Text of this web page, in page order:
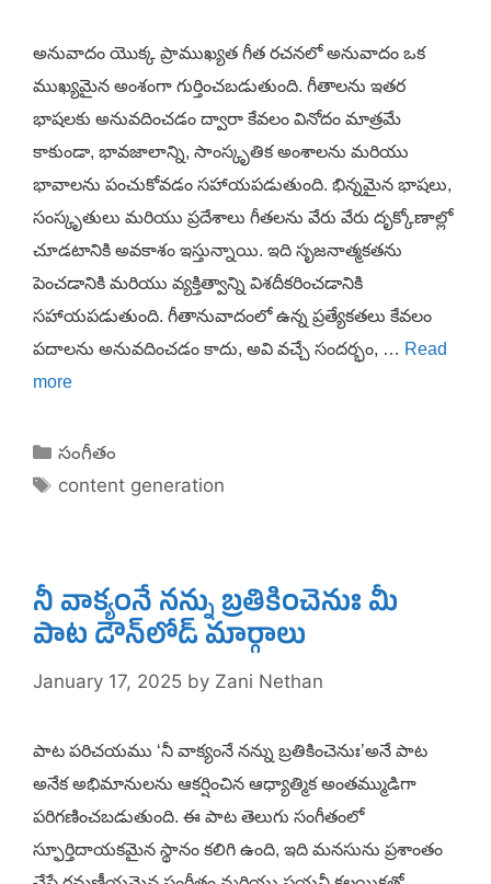
అనువాదం యొక్క ప్రాముఖ్యత గీత రచనలో అనువాదం ఒక
ముఖ్యమైన అంశంగా గుర్తించబడుతుంది. గీతాలను ఇతర
భాషలకు అనువదించడం ద్వారా కేవలం వినోదం మాత్రమే
కాకుండా, భావజాలాన్ని, సాంస్కృతిక అంశాలను మరియు
భావాలను పంచుకోవడం సహాయపడుతుంది. భిన్నమైన భాషలు,
సంస్కృతులు మరియు ప్రదేశాలు గీతలను వేరు వేరు దృక్కోణాల్లో
చూడటానికి అవకాశం ఇస్తున్నాయి. ఇది సృజనాత్మకతను
పెంచడానికి మరియు వ్యక్తిత్వాన్ని విశదీకరించడానికి
సహాయపడుతుంది. గీతానువాదంలో ఉన్న ప్రత్యేకతలు కేవలం
పదాలను అనువదించడం కాదు, అవి వచ్చే సందర్భం, … Read
more
Categories
సంగీతం
Tags
content generation
నీ వాక్యంనే నన్ను బ్రతికించెనుః మీ
పాట డౌన్‌లోడ్ మార్గాలు
January 17, 2025 by Zani Nethan
పాట పరిచయము ‘నీ వాక్యంనే నన్ను బ్రతికించెనుః’అనే పాట
అనేక అభిమానులను ఆకర్షించిన ఆధ్యాత్మిక అంతమ్ముడిగా
పరిగణించబడుతుంది. ఈ పాట తెలుగు సంగీతంలో
స్ఫూర్తిదాయకమైన స్థానం కలిగి ఉంది, ఇది మనసును ప్రశాంతం